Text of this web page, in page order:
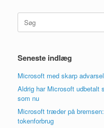
Søg
efter:
Seneste indlæg
Microsoft med skarp
Aldrig har Microsoft udbetalt
som nu
Microsoft træder på
tokenforbrug